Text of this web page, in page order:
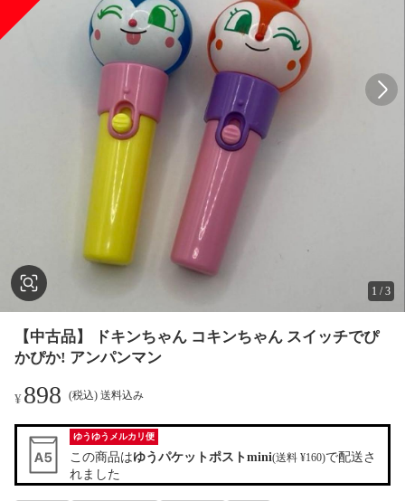
1 /3
【中古品】 ドキンちゃん コキンちゃん スイッチでぴ
かぴか! アンパンマン
¥898 (税込) 送料込み
ゆうゆうメルカリ便
この商品はゆうパケットポストmini(送料 ¥160)で配送さ
れました